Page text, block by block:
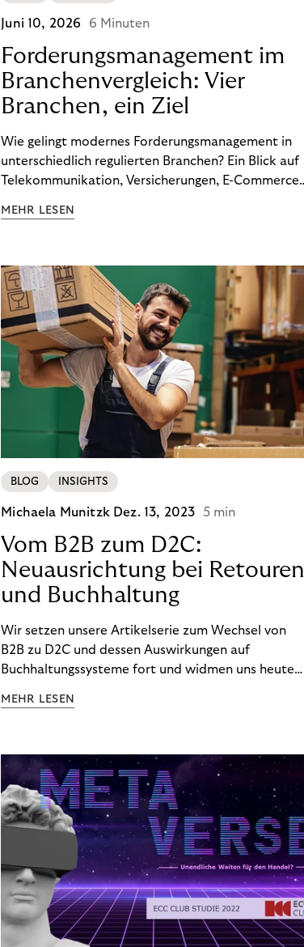
Juni 10, 2026 6 Minuten
Forderungsmanagement im
Branchenvergleich: Vier
Branchen, ein Ziel
Wie gelingt modernes Forderungsmanagement in
unterschiedlich regulierten Branchen? Ein Blick auf
Telekommunikation, Versicherungen, E-Commerce
wirksam reduzieren will, braucht keine
MEHR LESEN
BLOG INSIGHTS
Michaela Munitzk Dez. 13, 2023 5 min
Vom B2B zum D2C:
Neuausrichtung bei Retouren
und Buchhaltung
Wir setzen unsere Artikelserie zum Wechsel von
B2B zu D2C und dessen Auswirkungen auf
Buchhaltungssysteme fort und widmen uns heute
im D2C-Bereich.
MEHR LESEN